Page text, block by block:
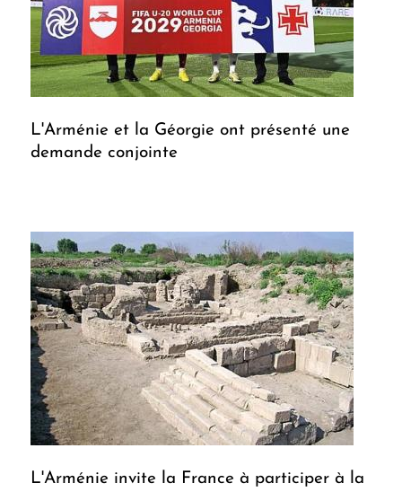
L'Arménie et la Géorgie ont présenté une
demande conjointe
L'Arménie invite la France à participer à la